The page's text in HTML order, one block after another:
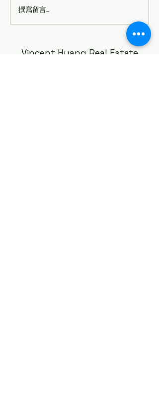
🚧【紐西蘭房產大叔分
析】Panmure 未來50年人
Watercare工程，房地產投
撰寫留言......
Vincent Huang Real Estate